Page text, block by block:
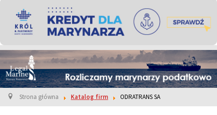
Strona główna Katalog firm ODRATRANS SA